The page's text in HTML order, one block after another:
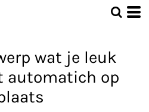
wat je leuk
automatich op